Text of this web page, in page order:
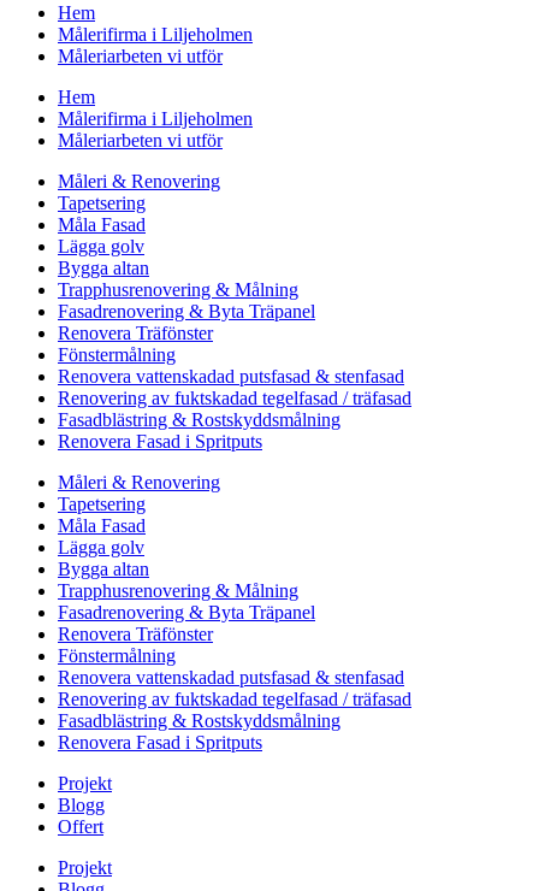
Hem
Målerifirma i Liljeholmen
Måleriarbeten vi utför
Hem
Målerifirma i Liljeholmen
Måleriarbeten vi utför
Måleri & Renovering
Tapetsering
Måla Fasad
Lägga golv
Bygga altan
Trapphusrenovering & Målning
Fasadrenovering & Byta Träpanel
Renovera Träfönster
Fönstermålning
Renovera vattenskadad putsfasad & stenfasad
Renovering av fuktskadad tegelfasad / träfasad
Fasadblästring & Rostskyddsmålning
Renovera Fasad i Spritputs
Måleri & Renovering
Tapetsering
Måla Fasad
Lägga golv
Bygga altan
Trapphusrenovering & Målning
Fasadrenovering & Byta Träpanel
Renovera Träfönster
Fönstermålning
Renovera vattenskadad putsfasad & stenfasad
Renovering av fuktskadad tegelfasad / träfasad
Fasadblästring & Rostskyddsmålning
Renovera Fasad i Spritputs
Projekt
Blogg
Offert
Projekt